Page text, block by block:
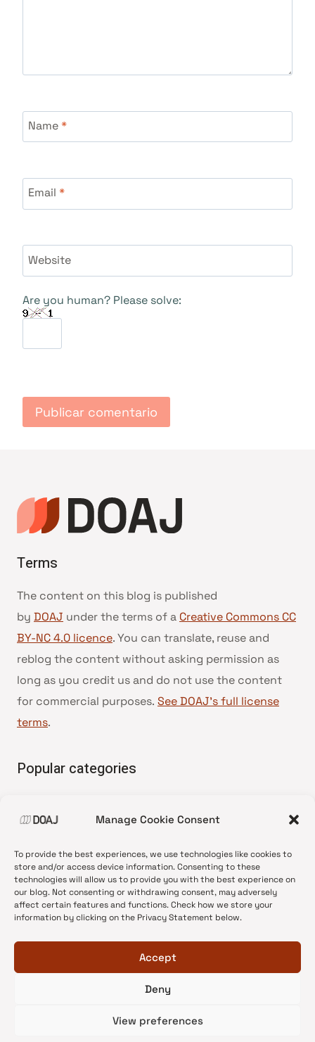
Manage Cookie Consent
To provide the best experiences, we use technologies like cookies to
store and/or access device information. Consenting to these
technologies will allow us to provide you with the best experience on
our blog. Not consenting or withdrawing consent, may adversely
affect certain features and functions. Check how we store your
information by clicking on the Privacy Statement below.
Accept
Deny
View preferences
Name*
Email *
Website
Are you human? Please solve:
Terms
The content on this blog is published
by DOAJ under the terms of a Creative Commons CC
BY-NC 4.0 licence. You can translate, reuse and
reblog the content without asking permission as
long as you credit us and do not use the content
for commercial purposes. See DOAJ’s full license
terms.
Popular categories
•News update
•Open Access
•DOAJ Ambassadors
•DOAJ Voices